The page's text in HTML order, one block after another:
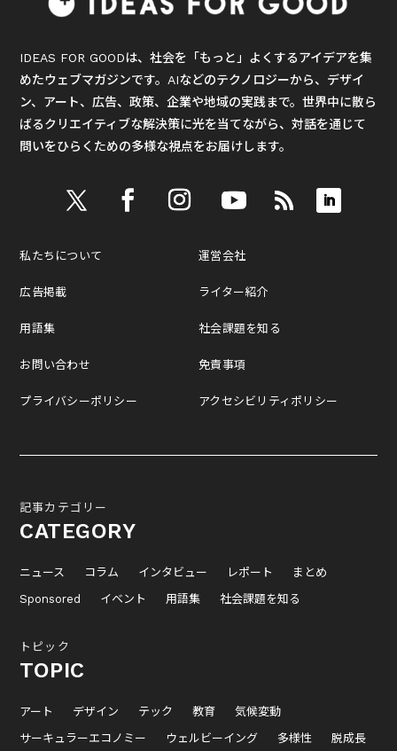
IDEAS FOR GOODは、社会を「もっと」よくするアイデアを集
めたウェブマガジンです。AIなどのテクノロジーから、デザイ
ン、アート、広告、政策、企業や地域の実践まで。世界中に散ら
ばるクリエイティブな解決策に光を当てながら、対話を通じて
問いをひらくための多様な視点をお届けします。
私たちについて
広告掲載
用語集
お問い合わせ
プライバシーポリシー
運営会社
ライター紹介
社会課題を知る
免責事項
アクセシビリティポリシー
記事カテゴリー
CATEGORY
ニュース コラム インタビュー レポート
まとめ
Sponsored
イベント 用語集 社会課題を知る
トピック
TOPIC
アート デザイン テック 教育
気候変動
サーキュラーエコノミー
ウェルビーイング 多様性 脱成長